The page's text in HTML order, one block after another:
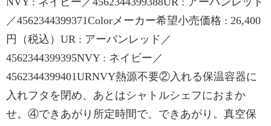
／4562344399371Colorメーカー希望小売価格 : 26,400
円（税込）UR : アーバンレッド／
4562344399395NVY : ネイビー／
4562344399401URNVY熱源不要②入れる保温容器に
入れフタを閉め、あとはシャトルシェフにおまか
せ。④できあがり所定時間で、できあがり。真空保